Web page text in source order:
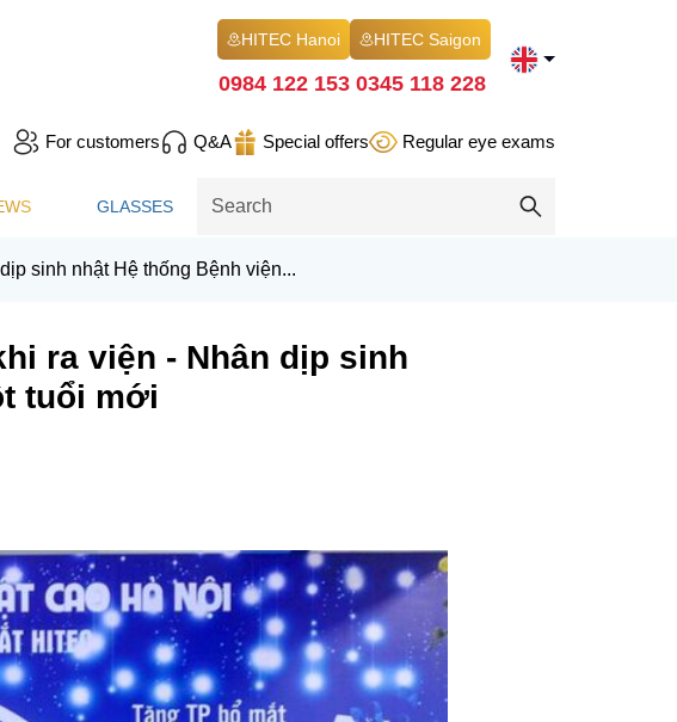
HITEC Hanoi
0984 122 153
HITEC Saigon
0345 118 228
For customers Q&A Special offers Regular eye exams
GLASSES
sinh nhật Hệ thống Bệnh viện...
ra viện - Nhân dịp sinh
tuổi mới